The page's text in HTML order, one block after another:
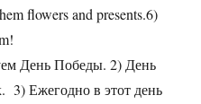
flowers and presents.6)
День Победы. 2) День
3) Ежегодно в этот день